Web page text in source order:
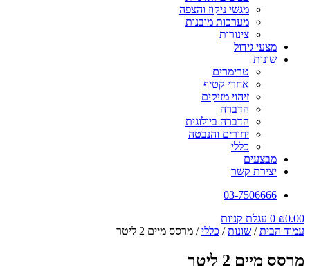
מגשי ניקוז והצפה
מערכות מובנות
צינורות
מצעי גידול
שונות
טרימרים
אחרי קטיף
זיהוי מזיקים
הדברה
הדברה ביולוגית
יחורים והנבטה
כללי
מבצעים
יצירת קשר
03-7506666
₪0.00
0 עגלת קניות
עמוד הבית/ שונות/ כללי/ מרסס מיים 2 ליטר
מרסס מיים 2 ליטר